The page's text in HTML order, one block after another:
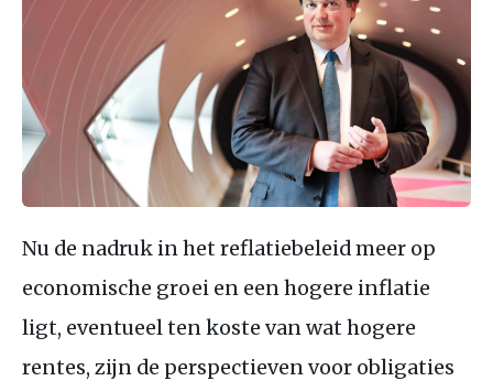
Nu de nadruk in het reflatiebeleid meer op
economische groei en een hogere inflatie
ligt, eventueel ten koste van wat hogere
rentes, zijn de perspectieven voor obligaties